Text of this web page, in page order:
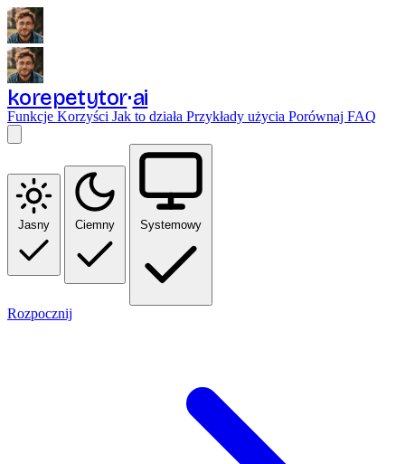
korepetytor ai
Funkcje Korzyści Jak to działa Przykłady użycia Porównaj FAQ
Jasny Ciemny Systemowy
Rozpocznij